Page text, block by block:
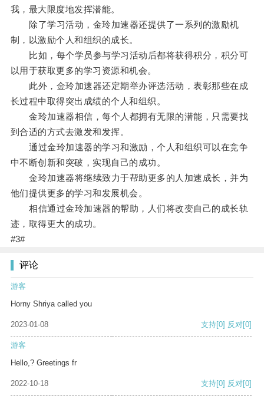
我，最大限度地发挥潜能。
除了学习活动，金玲加速器还提供了一系列的激励机
制，以激励个人和组织的成长。
比如，每个学员参与学习活动后都将获得积分，积分可
以用于获取更多的学习资源和机会。
此外，金玲加速器还定期举办评选活动，表彰那些在成
长过程中取得突出成绩的个人和组织。
金玲加速器相信，每个人都拥有无限的潜能，只需要找
到合适的方式去激发和发挥。
通过金玲加速器的学习和激励，个人和组织可以在竞争
中不断创新和突破，实现自己的成功。
金玲加速器将继续致力于帮助更多的人加速成长，并为
他们提供更多的学习和发展机会。
相信通过金玲加速器的帮助，人们将改变自己的成长轨
迹，取得更大的成功。
#3#
评论
游客
Horny Shriya called you
2023-01-08 支持[0] 反对[0]
游客
Hello,? Greetings fr
2022-10-18 支持[0] 反对[0]